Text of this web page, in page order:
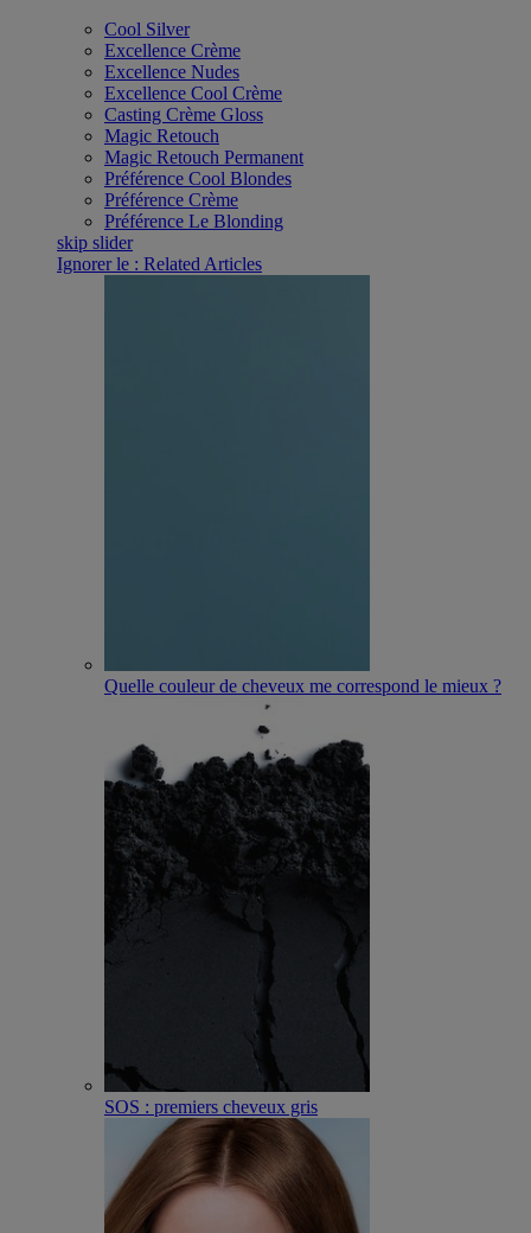
Cool Silver
Excellence Crème
Excellence Nudes
Excellence Cool Crème
Casting Crème Gloss
Magic Retouch
Magic Retouch​ Permanent
Préférence Cool Blondes
Préférence Crème
Préférence Le Blonding
skip slider
Ignorer le : Related Articles
Quelle couleur de cheveux me correspond le mieux ?
SOS : premiers cheveux gris